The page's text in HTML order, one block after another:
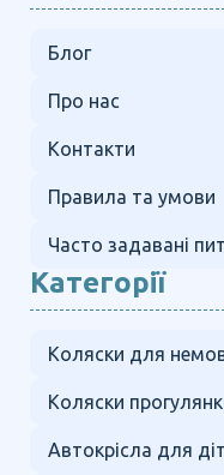
Блог
Про нас
Контакти
Правила та умови
Часто задавані
Категорії
Коляски для
Коляски
Автокрісла для